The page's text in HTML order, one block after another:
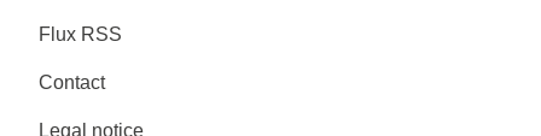
Flux RSS
Contact
Legal notice